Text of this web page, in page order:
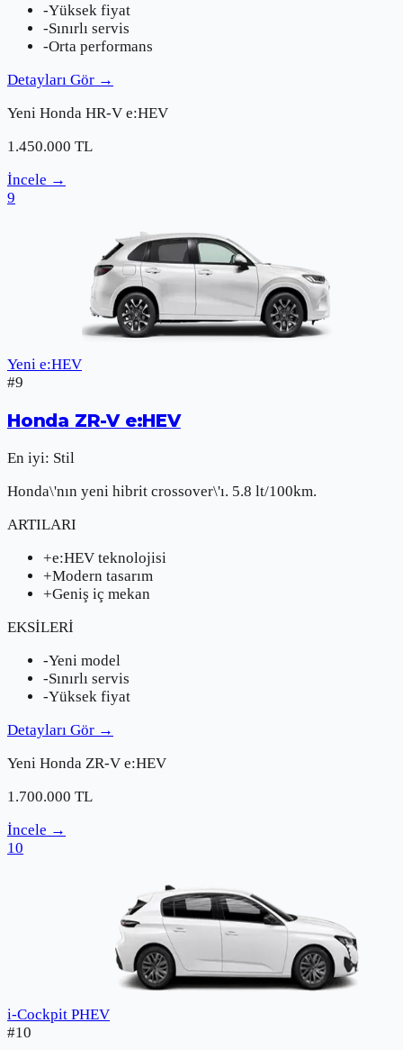
-Yüksek fiyat
-Sınırlı servis
-Orta performans
Detayları Gör →
Yeni Honda HR-V e:HEV
1.450.000 TL
İncele →
9
Yeni e:HEV
#9
Honda ZR-V e:HEV
En iyi: Stil
Honda\'nın yeni hibrit crossover\'ı. 5.8 lt/100km.
ARTILARI
+e:HEV teknolojisi
+Modern tasarım
+Geniş iç mekan
EKSİLERİ
-Yeni model
-Sınırlı servis
-Yüksek fiyat
Detayları Gör →
Yeni Honda ZR-V e:HEV
1.700.000 TL
İncele →
10
i-Cockpit PHEV
#10